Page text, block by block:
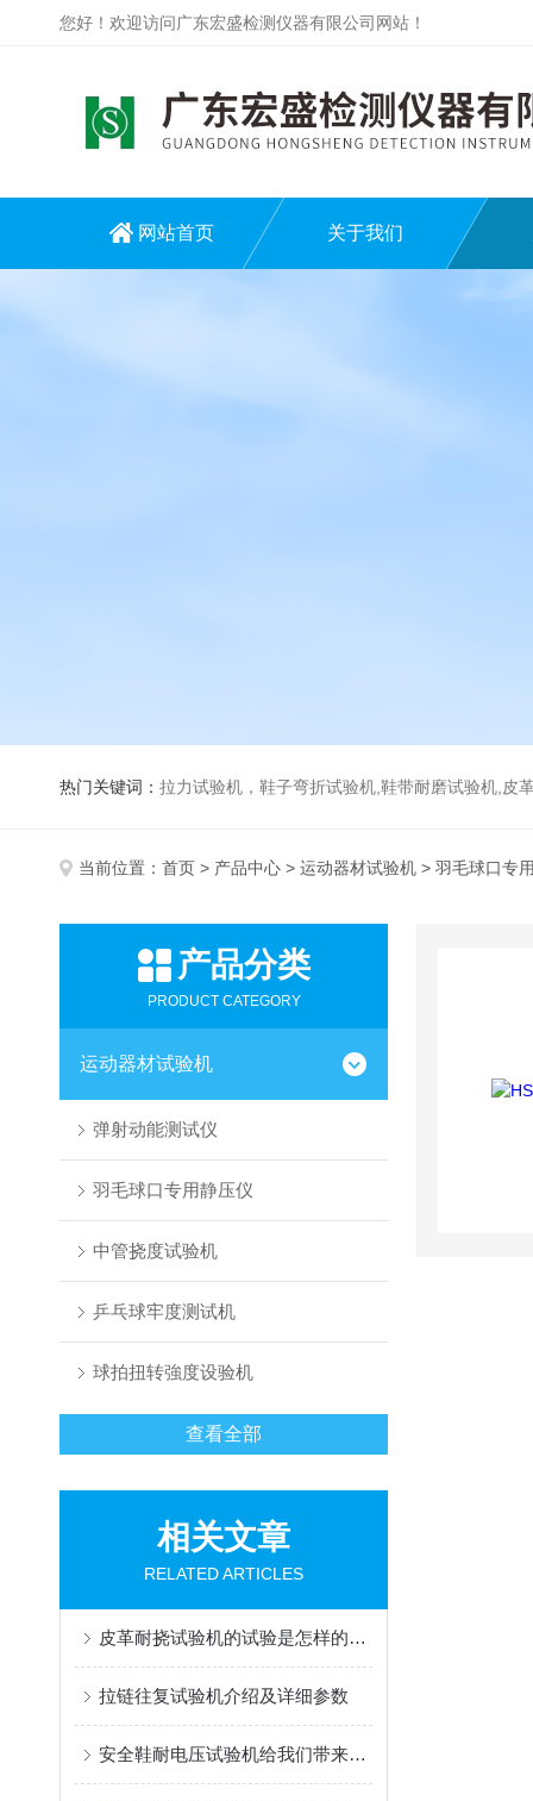
您好！欢迎访问广东宏盛检测仪器有限公司网站！
网站首页 关于我们
热门关键词： 拉力试验机，鞋子弯折试验机,鞋带耐磨试验机,皮革伸缩试验机,马丁代尔
当前位置： 首页 > 产品中心 > 运动器材试验机 > 羽毛球口专
产品分类
PRODUCT CATEGORY
运动器材试验机
弹射动能测试仪
羽毛球口专用静压仪
中管挠度试验机
乒乓球牢度测试机
球拍扭转強度设验机
查看全部
相关文章
RELATED ARTICLES
皮革耐挠试验机的试验是怎样的呢？瞧这里
拉链往复试验机介绍及详细参数
安全鞋耐电压试验机给我们带来了怎样的特点呢？